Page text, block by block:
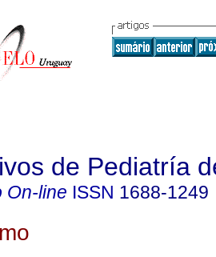
de Pediatría
On-line ISSN 1688-1249